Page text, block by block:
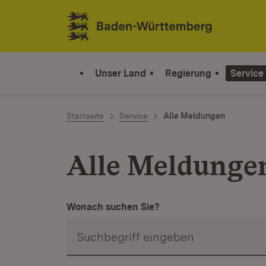
Zum Inhalt springen
Link zur Startseite
Unser Land Regierung Service
Startseite Service Alle Meldungen
Alle
Wonach suchen Sie?